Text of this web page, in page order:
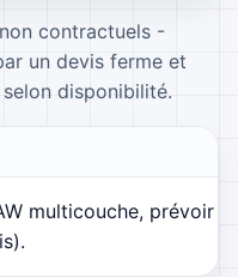
contractuels -
un devis ferme et
disponibilité.
multicouche, prévoir